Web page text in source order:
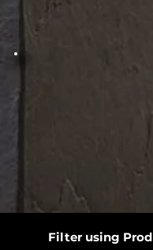
Filter using